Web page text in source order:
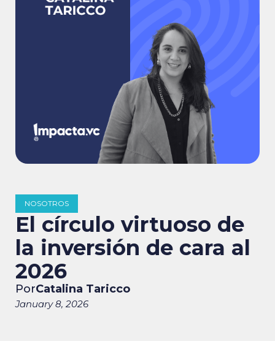
NOSOTROS
El círculo virtuoso de
la inversión de cara al
2026
PorCatalina Taricco
January 8, 2026